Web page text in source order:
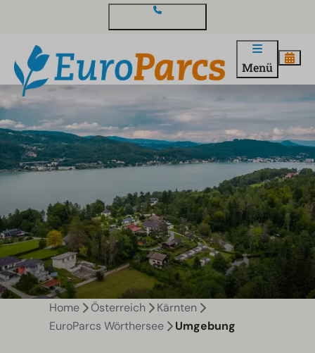
Menü
Home Österreich
Kärnten
EuroParcs Wörthersee
Umgebung